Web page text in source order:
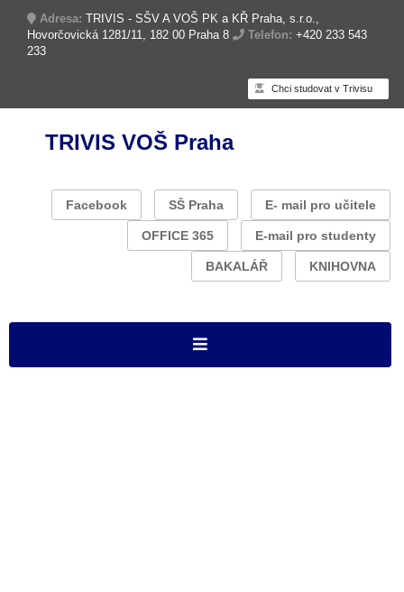
Adresa: TRIVIS - SŠV A VOŠ PK a KŘ Praha, s.r.o.,
Hovorčovická 1281/11, 182 00 Praha 8
Telefon: +420 233 543
233
Chci studovat v Trivisu
TRIVIS VOŠ Praha
Facebook SŠ Praha E- mail pro učitele
OFFICE 365 E-mail pro studenty
BAKALÁŘ KNIHOVNA